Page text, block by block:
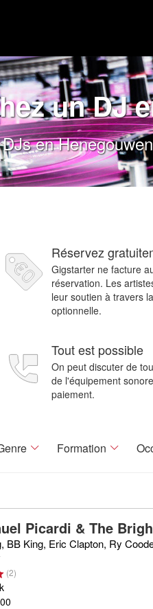
un DJ
en
Réservez
Gigstarter ne facture
réservation. Les
leur soutien à travers
optionnelle.
Tout est possible
On peut discuter de
de l'équipement
paiement.
Formation
Picardi & The
BB King, Eric Clapton, Ry
(2)